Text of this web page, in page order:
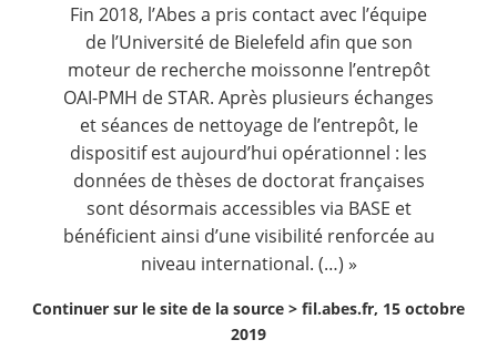
Fin 2018, l’Abes a pris contact avec l’équipe
de l’Université de Bielefeld afin que son
moteur de recherche moissonne l’entrepôt
OAI-PMH de STAR. Après plusieurs échanges
et séances de nettoyage de l’entrepôt, le
dispositif est aujourd’hui opérationnel : les
données de thèses de doctorat françaises
sont désormais accessibles via BASE et
bénéficient ainsi d’une visibilité renforcée au
niveau international. (…) »
Continuer sur le site de la source > fil.abes.fr, 15 octobre
2019